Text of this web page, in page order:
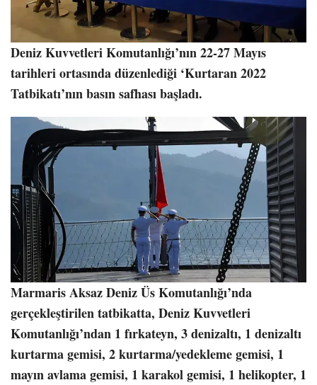
Deniz Kuvvetleri Komutanlığı’nın 22-27 Mayıs
tarihleri ortasında düzenlediği ‘Kurtaran 2022
Tatbikatı’nın basın safhası başladı.
Marmaris Aksaz Deniz Üs Komutanlığı’nda
gerçekleştirilen tatbikatta, Deniz Kuvvetleri
Komutanlığı’ndan 1 fırkateyn, 3 denizaltı, 1 denizaltı
kurtarma gemisi, 2 kurtarma/yedekleme gemisi, 1
mayın avlama gemisi, 1 karakol gemisi, 1 helikopter, 1